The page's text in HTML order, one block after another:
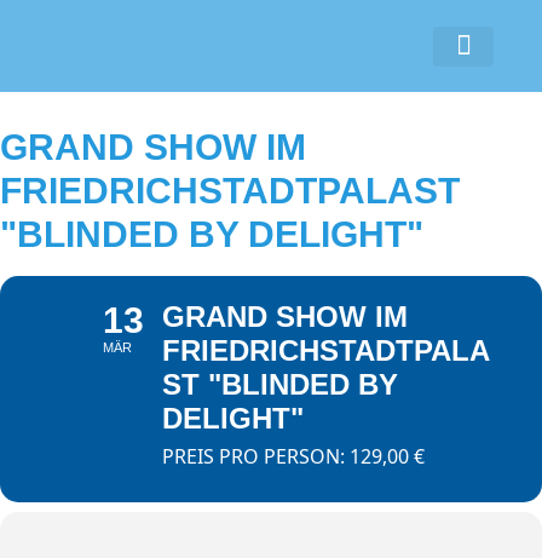
GRAND SHOW IM
FRIEDRICHSTADTPALAST
"BLINDED BY DELIGHT"
13
MÄR
GRAND SHOW IM
FRIEDRICHSTADTPALA
ST "BLINDED BY
DELIGHT"
PREIS PRO PERSON: 129,00 €